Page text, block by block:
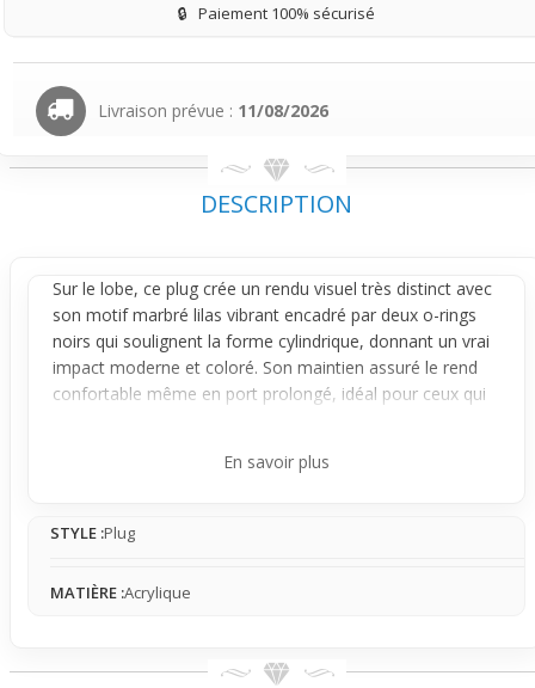
🔒 Paiement 100% sécurisé
Livraison prévue : 11/08/2026
DESCRIPTION
Sur le lobe, ce plug crée un rendu visuel très distinct avec
son motif marbré lilas vibrant encadré par deux o-rings
noirs qui soulignent la forme cylindrique, donnant un vrai
impact moderne et coloré. Son maintien assuré le rend
confortable même en port prolongé, idéal pour ceux qui
nets et ses couleurs lumineuses. Les o-rings noirs, non
renforcent son effet visuel, pour un bijou à la fois stylé et
sur les couleurs et les formes originales, ce plug vendu à
En savoir plus
STYLE :Plug
MATIÈRE :Acrylique